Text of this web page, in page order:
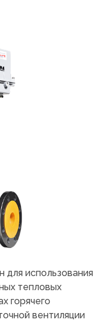
для использования
тепловых
горячего
вентиляции